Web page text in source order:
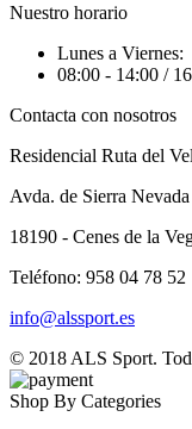
Nuestro horario
Lunes a Viernes:
08:00 - 14:00 /
Contacta con nosotros
Residencial Ruta del
Avda. de Sierra
18190 - Cenes de la
Teléfono: 958 04 78 52
info@alssport.es
© 2018 ALS Sport.
Shop By Categories